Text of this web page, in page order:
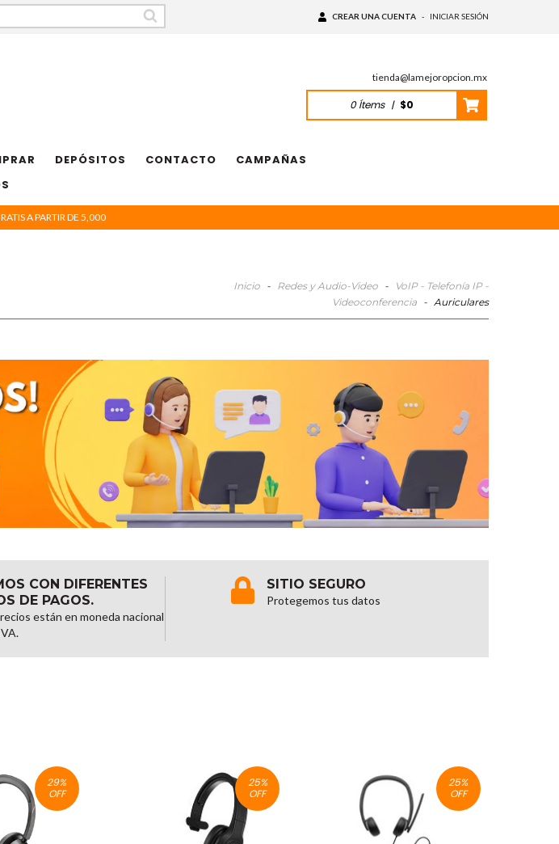
CREAR UNA CUENTA - INICIAR SESIÓN
tienda@lamejoropcion.mx
0Ítems | $0
DEPÓSITOS CONTACTO
CAMPAÑAS
A PARTIR DE 5,000
Inicio - Redes y Audio-Video -
VoIP - Telefonía IP -
Videoconferencia - Auriculares
CON DIFERENTES
DE PAGOS.
están en moneda nacional
SITIO SEGURO
Protegemos tus datos
29%
OFF
25%
OFF
25%
OFF